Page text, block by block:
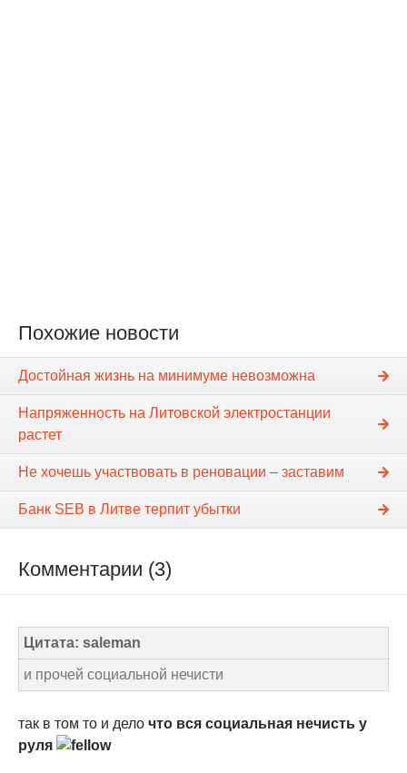
Похожие новости
Достойная жизнь на минимуме невозможна
Напряженность на Литовской электростанции
растет
Не хочешь участвовать в реновации – заставим
Банк SEB в Литве терпит убытки
Комментарии (3)
Цитата: saleman
и прочей социальной нечисти
так в том то и дело что вся социальная нечисть у
руля